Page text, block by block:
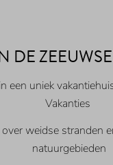
DE ZEEUWSE
een uniek
Vakanties
weidse stranden
natuurgebieden